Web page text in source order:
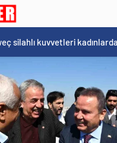
Derneği’ni ziyaret etti